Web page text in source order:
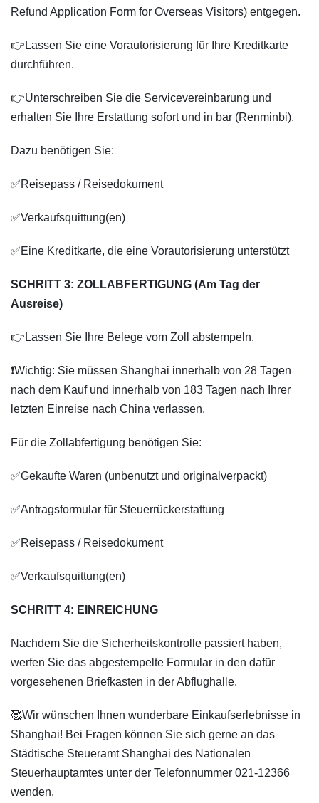
Refund Application Form for Overseas Visitors) entgegen.
👉Lassen Sie eine Vorautorisierung für Ihre Kreditkarte
durchführen.
👉Unterschreiben Sie die Servicevereinbarung und
erhalten Sie Ihre Erstattung sofort und in bar (Renminbi).
Dazu benötigen Sie:
✅Reisepass / Reisedokument
✅Verkaufsquittung(en)
✅Eine Kreditkarte, die eine Vorautorisierung unterstützt
SCHRITT 3: ZOLLABFERTIGUNG (Am Tag der
Ausreise)
👉Lassen Sie Ihre Belege vom Zoll abstempeln.
❗Wichtig: Sie müssen Shanghai innerhalb von 28 Tagen
nach dem Kauf und innerhalb von 183 Tagen nach Ihrer
letzten Einreise nach China verlassen.
Für die Zollabfertigung benötigen Sie:
✅Gekaufte Waren (unbenutzt und originalverpackt)
✅Antragsformular für Steuerrückerstattung
✅Reisepass / Reisedokument
✅Verkaufsquittung(en)
SCHRITT 4: EINREICHUNG
Nachdem Sie die Sicherheitskontrolle passiert haben,
werfen Sie das abgestempelte Formular in den dafür
vorgesehenen Briefkasten in der Abflughalle.
🥰Wir wünschen Ihnen wunderbare Einkaufserlebnisse in
Shanghai! Bei Fragen können Sie sich gerne an das
Städtische Steueramt Shanghai des Nationalen
Steuerhauptamtes unter der Telefonnummer 021-12366
wenden.